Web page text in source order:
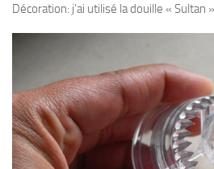
Décoration: j’ai utilisé la douille « Sultan